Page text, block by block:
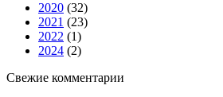
2020 (32)
2021 (23)
2022 (1)
2024 (2)
Свежие комментарии